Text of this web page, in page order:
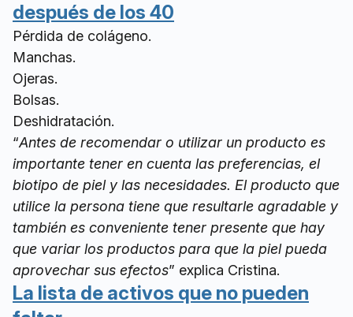
después de los 40
Pérdida de colágeno.
Manchas.
Ojeras.
Bolsas.
Deshidratación.
“Antes de recomendar o utilizar un producto es
importante tener en cuenta las preferencias, el
biotipo de piel y las necesidades. El producto que
utilice la persona tiene que resultarle agradable y
también es conveniente tener presente que hay
que variar los productos para que la piel pueda
aprovechar sus efectos” explica Cristina.
La lista de activos que no pueden